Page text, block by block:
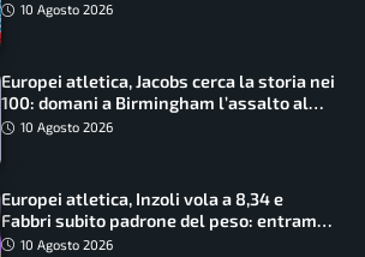
10 Agosto 2026
Europei atletica, Jacobs cerca la storia nei
100: domani a Birmingham l’assalto al
terzo oro consecutivo
10 Agosto 2026
Europei atletica, Inzoli vola a 8,34 e
Fabbri subito padrone del peso: entrambi
in finale col miglior risultato
10 Agosto 2026